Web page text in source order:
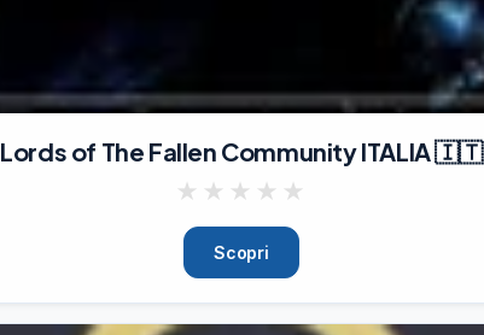
Lords of The Fallen Community ITALIA 🇮🇹
★ ★ ★ ★ ★
Scopri